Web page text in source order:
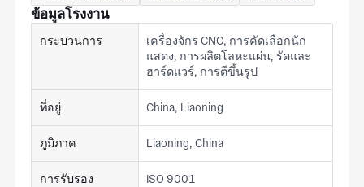
ข้อมูลโรงงาน
กระบวนการ
เครื่องจักร CNC, การคัดเลือกนัก
แสดง, การผลิตโลหะแผ่น, รัดและ
ฮาร์ดแวร์, การตีขึ้นรูป
ที่อยู่ China, Liaoning
ภูมิภาค Liaoning, China
การรับรอง ISO 9001